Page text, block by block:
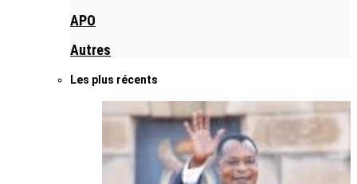
APO
Autres
Les plus récents